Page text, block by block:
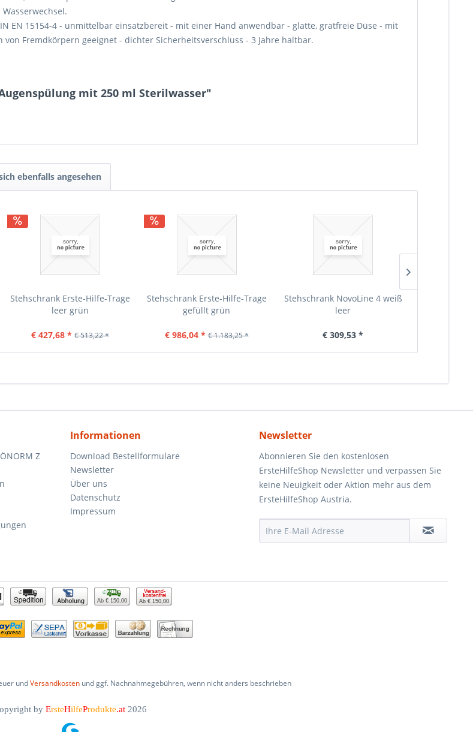
EN 15154-4 - unmittelbar einsatzbereit - mit einer Hand anwendbar - glatte, gratfreie Düse - mit
Fremdkörpern geeignet - dichter Sicherheitsverschluss - 3 Jahre haltbar.
mit 250 ml Sterilwasser"
ebenfalls angesehen
Stehschrank Erste-Hilfe-Trage
leer grün
€ 427,68 * € 513,22 *
Stehschrank Erste-Hilfe-Trage
gefüllt grün
€ 986,04 * € 1.183,25 *
Stehschrank NovoLine 4 weiß
leer
€ 309,53 *
Z
Informationen
Download Bestellformulare
Newsletter
Über uns
Datenschutz
Impressum
Newsletter
Abonnieren Sie den kostenlosen
ErsteHilfeShop Newsletter und verpassen Sie
keine Neuigkeit oder Aktion mehr aus dem
ErsteHilfeShop Austria.
Ab € 150,00 Ab € 150,00
undVersandkosten und ggf. Nachnahmegebühren, wenn nicht anders beschrieben
by ErsteHilfeProdukte.at 2026